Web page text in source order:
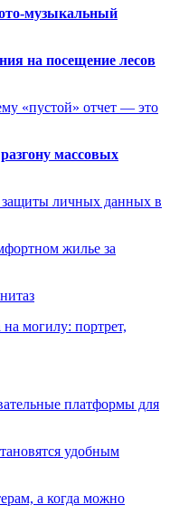
музыкальный
на посещение лесов
«пустой» отчет — это
массовых
личных данных в
жилье за
могилу: портрет,
платформы для
удобным
а когда можно